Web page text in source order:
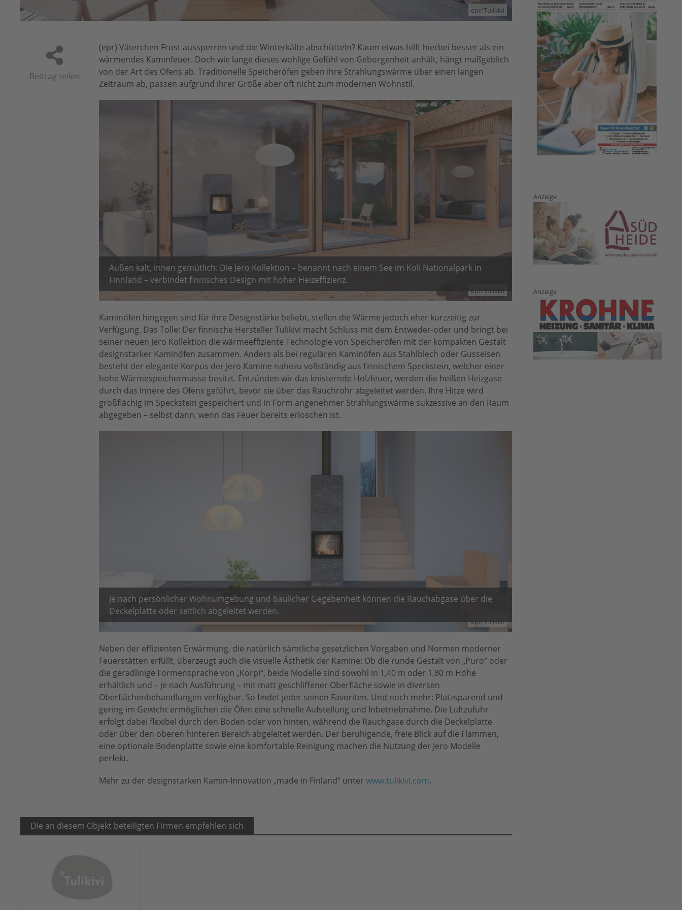
epr/Tulikivi
Beitrag teilen
(epr) Väterchen Frost aussperren und die Winterkälte abschütteln? Kaum etwas hilft hierbei besser als ein
wärmendes Kaminfeuer. Doch wie lange dieses wohlige Gefühl von Geborgenheit anhält, hängt maßgeblich
von der Art des Ofens ab. Traditionelle Speicheröfen geben ihre Strahlungswärme über einen langen
Zeitraum ab, passen aufgrund ihrer Größe aber oft nicht zum modernen Wohnstil.
epr/Tulikivi
Außen kalt, innen gemütlich: Die Jero Kollektion – benannt nach einem See im Koli Nationalpark in
Finnland – verbindet finnisches Design mit hoher Heizeffizienz.
Kaminöfen hingegen sind für ihre Designstärke beliebt, stellen die Wärme jedoch eher kurzzeitig zur
Verfügung. Das Tolle: Der finnische Hersteller Tulikivi macht Schluss mit dem Entweder-oder und bringt bei
seiner neuen Jero Kollektion die wärmeeffiziente Technologie von Speicheröfen mit der kompakten Gestalt
designstarker Kaminöfen zusammen. Anders als bei regulären Kaminöfen aus Stahlblech oder Gusseisen
besteht der elegante Korpus der Jero Kamine nahezu vollständig aus finnischem Speckstein, welcher einer
hohe Wärmespeichermasse besitzt. Entzünden wir das knisternde Holzfeuer, werden die heißen Heizgase
durch das Innere des Ofens geführt, bevor sie über das Rauchrohr abgeleitet werden. Ihre Hitze wird
großflächig im Speckstein gespeichert und in Form angenehmer Strahlungswärme sukzessive an den Raum
abgegeben – selbst dann, wenn das Feuer bereits erloschen ist.
epr/Tulikivi
Je nach persönlicher Wohnumgebung und baulicher Gegebenheit können die Rauchabgase über die
Deckelplatte oder seitlich abgeleitet werden.
Neben der effizienten Erwärmung, die natürlich sämtliche gesetzlichen Vorgaben und Normen moderner
Feuerstätten erfüllt, überzeugt auch die visuelle Ästhetik der Kamine: Ob die runde Gestalt von „Puro“ oder
die geradlinige Formensprache von „Korpi“, beide Modelle sind sowohl in 1,40 m oder 1,80 m Höhe
erhältlich und – je nach Ausführung – mit matt geschliffener Oberfläche sowie in diversen
Oberflächenbehandlungen verfügbar. So findet jeder seinen Favoriten. Und noch mehr: Platzsparend und
gering im Gewicht ermöglichen die Öfen eine schnelle Aufstellung und Inbetriebnahme. Die Luftzufuhr
erfolgt dabei flexibel durch den Boden oder von hinten, während die Rauchgase durch die Deckelplatte
oder über den oberen hinteren Bereich abgeleitet werden. Der beruhigende, freie Blick auf die Flammen,
eine optionale Bodenplatte sowie eine komfortable Reinigung machen die Nutzung der Jero Modelle
perfekt.
Mehr zu der designstarken Kamin-Innovation „made in Finland“ unter www.tulikivi.com.
Die an diesem Objekt beteiligten Firmen empfehlen sich
Anzeige
Anzeige